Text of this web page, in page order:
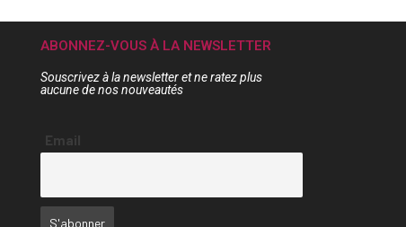
ABONNEZ-VOUS À LA NEWSLETTER
Souscrivez à la newsletter et ne ratez plus
aucune de nos nouveautés
Email